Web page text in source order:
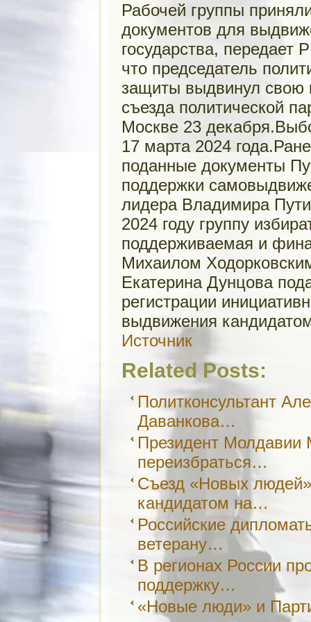
Рабочей группы
документов для
государства,
что председатель
защиты выдвинул свою
съезда политической
Москве 23
17 марта 2024
поданные документы
поддержки
лидера Владимира
2024 году группу
поддерживаемая и
Михаилом
Екатерина Дунцова
регистрации
выдвижения
Источник
Related Posts:
Политконсультант
Даванкова…
Президент Молдавии
переизбраться…
Съезд «Новых
кандидатом на…
Российские
ветерану…
В регионах России
поддержку…
«Новые люди» и